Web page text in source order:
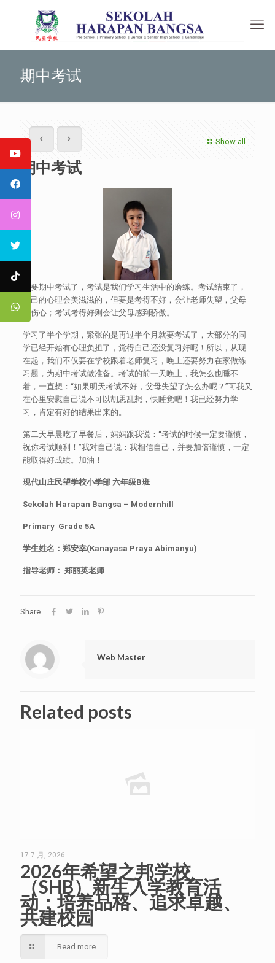
期中考试
Show all
期中考试
快要期中考试了，考试是我们学习生活中的磨练。考试结束了，
自己的心理会美滋滋的，但要是考得不好，会让老师失望，父母
会伤心；考试考得好则会让父母感到骄傲。
学习了半个学期，紧张的是再过半个月就要考试了，大部分的同
学已经开始有心理负担了，觉得自己还没复习好呢！所以，从现
在起，我们不仅要在学校跟着老师复习，晚上还要努力在家做练
习题，为期中考试做准备。考试的前一天晚上，我怎么也睡不
着，一直想：“如果明天考试不好，父母失望了怎么办呢？”可我又
在心里安慰自己说不可以胡思乱想，快睡觉吧！我已经努力学
习，肯定有好的结果出来的。
第二天早晨吃了早餐后，妈妈跟我说：“考试的时候一定要谨慎，
祝你考试顺利！”我对自己说：我相信自己，并要加倍谨慎，一定
能取得好成绩。加油！
现代山庄民望学校小学部 六年级B班
Sekolah Harapan Bangsa – Modernhill
Primary Grade 5A
学生姓名：郑安幸(Kanayasa Praya Abimanyu)
指导老师： 郑丽英老师
Share
Web Master
Related posts
17 7 月, 2026
2026年希望之邦学校
（SHB）新生入学教育活
动：培养品格、追求卓越、
共建校园
Read more